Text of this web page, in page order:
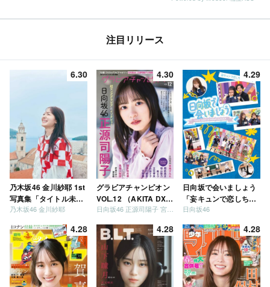
注目リリース
6.30
乃木坂46 金川紗耶 1st
写真集「タイトル未
定」
乃木坂46 金川紗耶
4.30
グラビアチャンピオン
VOL.12 （AKITA DXシ
リーズ）
日向坂46 正源司陽子 宮地すみれ
4.29
日向坂で会いましょう
「妄キュンで恋しちゃ
いましょう」「どっち
う」「ご褒美でロケし
ましょう」「フレンド
リーになりましょう」
「笑って卒業を祝いま
しょう」 [Blu-ray]
日向坂46
4.28 4.28 4.28